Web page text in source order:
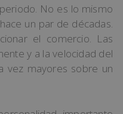
No es lo mismo
un par de décadas.
el comercio. Las
y a la velocidad del
vez mayores sobre un